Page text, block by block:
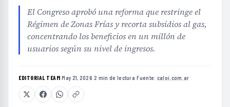
El Congreso aprobó una reforma que restringe el
Régimen de Zonas Frías y recorta subsidios al gas,
concentrando los beneficios en un millón de
usuarios según su nivel de ingresos.
EDITORIAL TEAM·May 21, 2026·2 min de lectura·Fuente: caloi.com.ar